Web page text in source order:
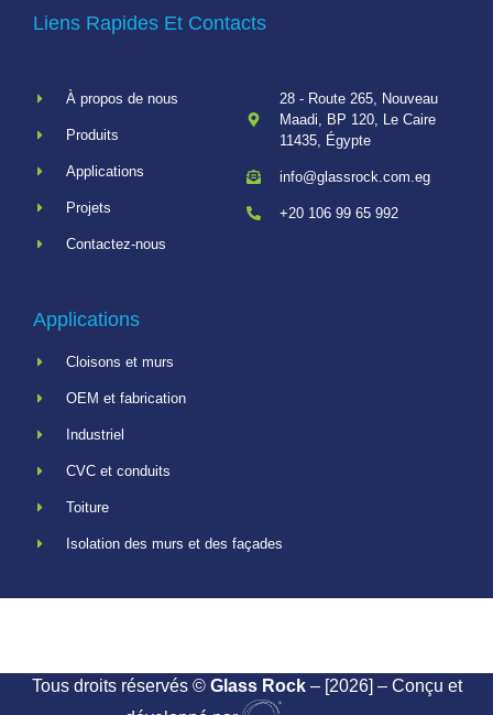
Liens Rapides Et Contacts
À propos de nous
Produits
Applications
Projets
Contactez-nous
28 - Route 265, Nouveau
Maadi, BP 120, Le Caire
11435, Égypte
info@glassrock.com.eg
+20 106 99 65 992
Applications
Cloisons et murs
OEM et fabrication
Industriel
CVC et conduits
Toiture
Isolation des murs et des façades
Tous droits réservés © Glass Rock– [2026] – Conçu et